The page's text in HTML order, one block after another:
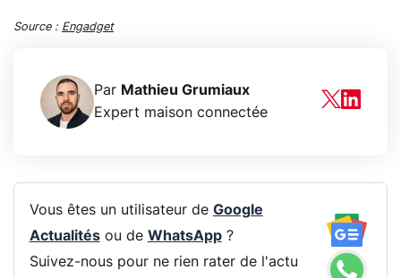
Source : Engadget
Par Mathieu Grumiaux
Expert maison connectée
Vous êtes un utilisateur de Google
Actualitésou de WhatsApp?
Suivez-nous pour ne rien rater de l'actu